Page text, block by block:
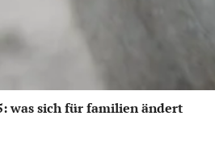
was sich für familien ändert